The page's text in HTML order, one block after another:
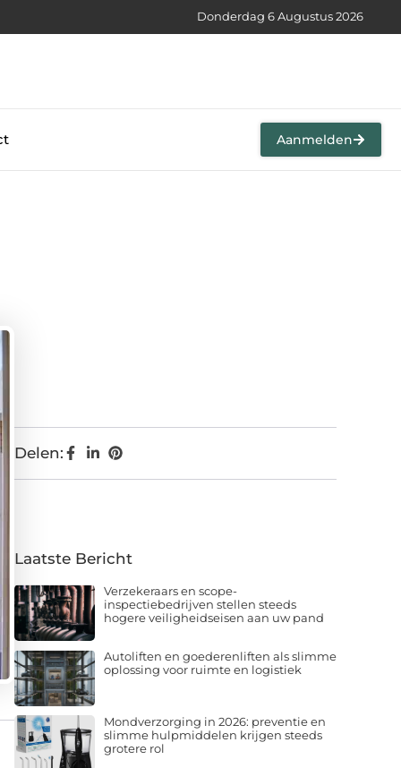
Donderdag 6 Augustus 2026
Aanmelden
Delen:
Laatste Bericht
Verzekeraars en scope-
inspectiebedrijven stellen steeds
hogere veiligheidseisen aan uw pand
Autoliften en goederenliften als slimme
oplossing voor ruimte en logistiek
Mondverzorging in 2026: preventie en
slimme hulpmiddelen krijgen steeds
grotere rol